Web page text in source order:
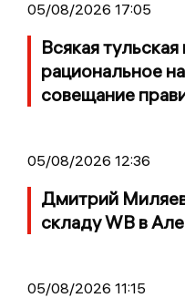
05/08/2026 17:05
Всякая
рациональное
совещание
05/08/2026 12:36
Дмитрий
складу WB в
05/08/2026 11:15